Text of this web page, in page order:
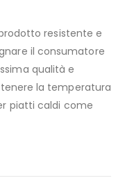
resistente e
il consumatore
qualità e
la temperatura
piatti caldi come